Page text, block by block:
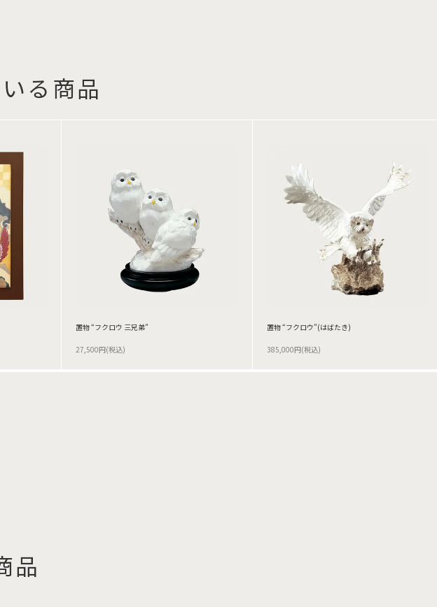
る商品
置物 “フクロウ 三兄弟”
27,500円(税込)
置物 “フクロウ”(はばたき)
385,000円(税込)
品